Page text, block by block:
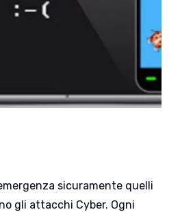
sicuramente quelli
gli attacchi Cyber. Ogni